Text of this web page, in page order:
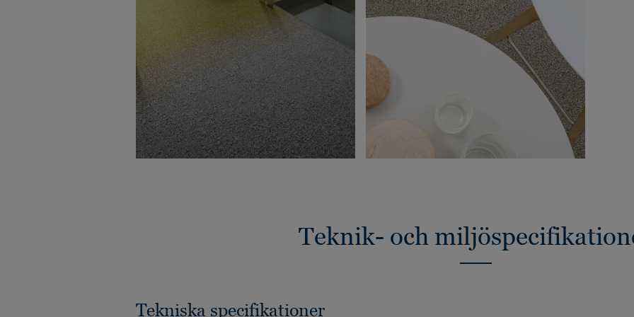
Teknik- och
Tekniska specifikationer